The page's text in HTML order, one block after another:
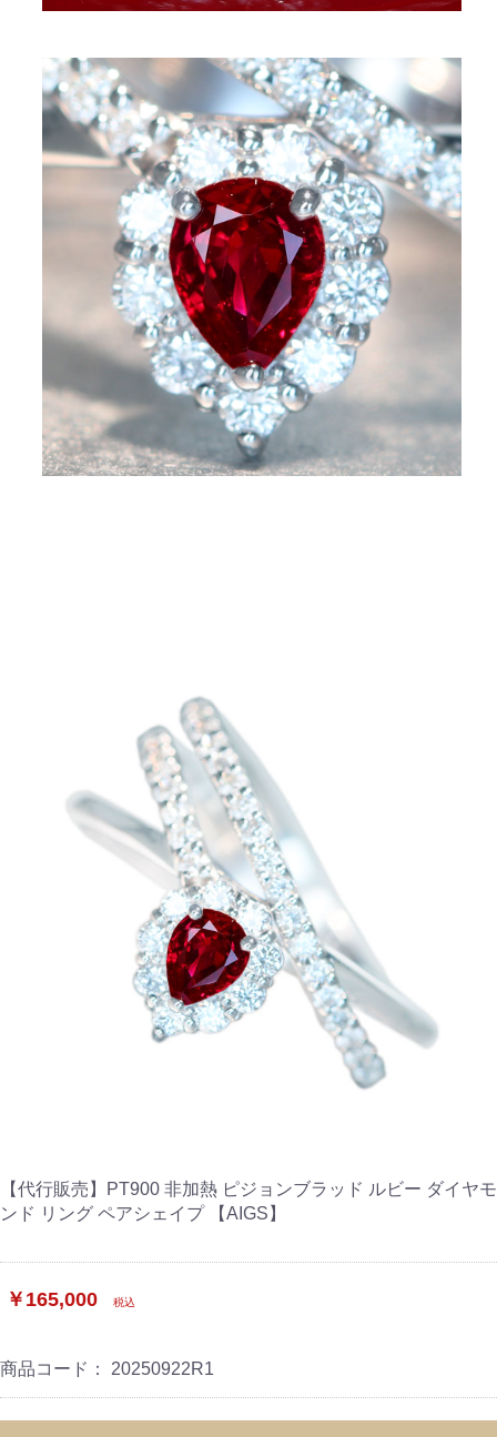
【代行販売】PT900 非加熱 ピジョンブラッド ルビー ダイヤモ
ンド リング ペアシェイプ 【AIGS】
￥165,000 税込
商品コード： 20250922R1